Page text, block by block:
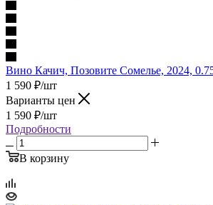
Вино Качич, Позовите Сомелье, 2024,
1 590 ₽/шт
Варианты цен
1 590 ₽/шт
Подробности
В корзину